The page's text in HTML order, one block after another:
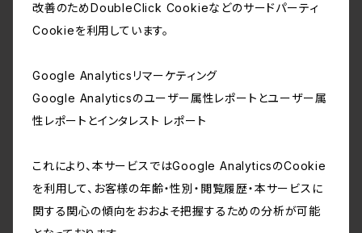
改善のためDoubleClick Cookieなどのサードパーティ
Cookieを利用しています。
Google Analyticsリマーケティング
Google Analyticsのユーザー属性レポートとユーザー属
性レポートとインタレスト レポート
これにより、本サービスではGoogle AnalyticsのCookie
を利用して、お客様の年齢・性別・閲覧履歴・本サービスに
関する関心の傾向をおおよそ把握するための分析が可能